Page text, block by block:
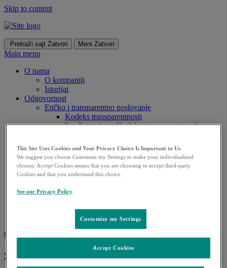
Skip to content
Pretraži sajt Zatvori Meni Zatvori
Main menu
O nama
O kompaniji
Istorijat
Odgovornost​
Etičko i transparentno poslovanje
Kodeks transparentnosti
Izveštavanje po Kodeksu transparentnosti
Podrška obrazovanju i profesionalnom razvoju
Odnosi sa lekarima
Društvena i ekološka odgovornost
Politika privatnosti
Contact us
Šta želite da pronađete?
This Site Uses Cookies and Your Privacy Choice Is Important to Us
We suggest you choose Customize my Settings to make your individualized
choices. Accept Cookies means that you are choosing to accept third-party
Cookies and that you understand this choice.
See our Privacy Policy
Customize my Settings
Accept Cookies